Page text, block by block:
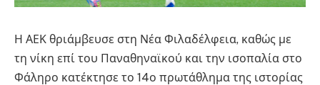
Η ΑΕΚ θριάμβευσε στη Νέα Φιλαδέλφεια, καθώς με
τη νίκη επί του Παναθηναϊκού και την ισοπαλία στο
Φάληρο κατέκτησε το 14ο πρωτάθλημα της ιστορίας